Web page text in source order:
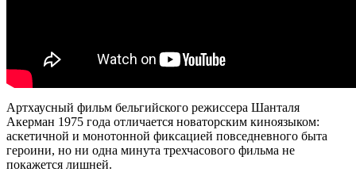
Артхаусный фильм бельгийского режиссера Шанталя
Акерман 1975 года отличается новаторским киноязыком:
аскетичной и монотонной фиксацией повседневного быта
героини, но ни одна минута трехчасового фильма не
покажется лишней.